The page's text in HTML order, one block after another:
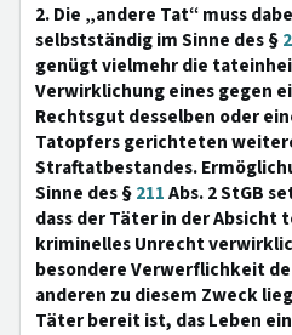
2. Die „andere Tat“ muss
selbstständig im Sinne des §
genügt vielmehr die
Verwirklichung eines gegen
Rechtsgut desselben oder
Tatopfers gerichteten
Straftatbestandes.
Sinne des §211Abs. 2 StGB
dass der Täter in der
kriminelles Unrecht
besondere Verwerflichkeit
anderen zu diesem Zweck
Täter bereit ist, das Leben